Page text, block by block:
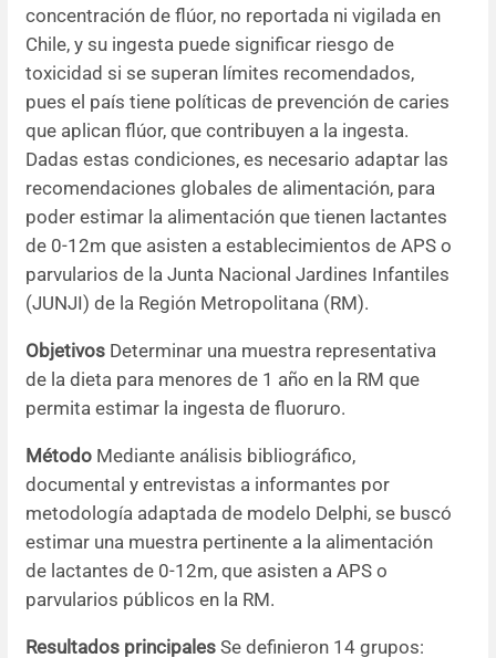
concentración de flúor, no reportada ni vigilada en
Chile, y su ingesta puede significar riesgo de
toxicidad si se superan límites recomendados,
pues el país tiene políticas de prevención de caries
que aplican flúor, que contribuyen a la ingesta.
Dadas estas condiciones, es necesario adaptar las
recomendaciones globales de alimentación, para
poder estimar la alimentación que tienen lactantes
de 0-12m que asisten a establecimientos de APS o
parvularios de la Junta Nacional Jardines Infantiles
(JUNJI) de la Región Metropolitana (RM).
Objetivos Determinar una muestra representativa
de la dieta para menores de 1 año en la RM que
permita estimar la ingesta de fluoruro.
Método Mediante análisis bibliográfico,
documental y entrevistas a informantes por
metodología adaptada de modelo Delphi, se buscó
estimar una muestra pertinente a la alimentación
de lactantes de 0-12m, que asisten a APS o
parvularios públicos en la RM.
Resultados principales Se definieron 14 grupos: